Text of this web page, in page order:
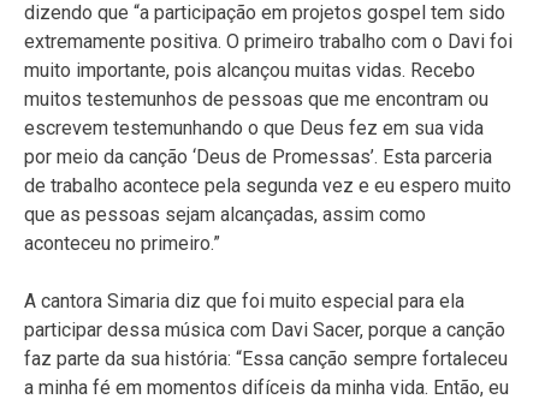
dizendo que “a participação em projetos gospel tem sido
extremamente positiva. O primeiro trabalho com o Davi foi
muito importante, pois alcançou muitas vidas. Recebo
muitos testemunhos de pessoas que me encontram ou
escrevem testemunhando o que Deus fez em sua vida
por meio da canção ‘Deus de Promessas’. Esta parceria
de trabalho acontece pela segunda vez e eu espero muito
que as pessoas sejam alcançadas, assim como
aconteceu no primeiro.”
A cantora Simaria diz que foi muito especial para ela
participar dessa música com Davi Sacer, porque a canção
faz parte da sua história: “Essa canção sempre fortaleceu
a minha fé em momentos difíceis da minha vida. Então, eu